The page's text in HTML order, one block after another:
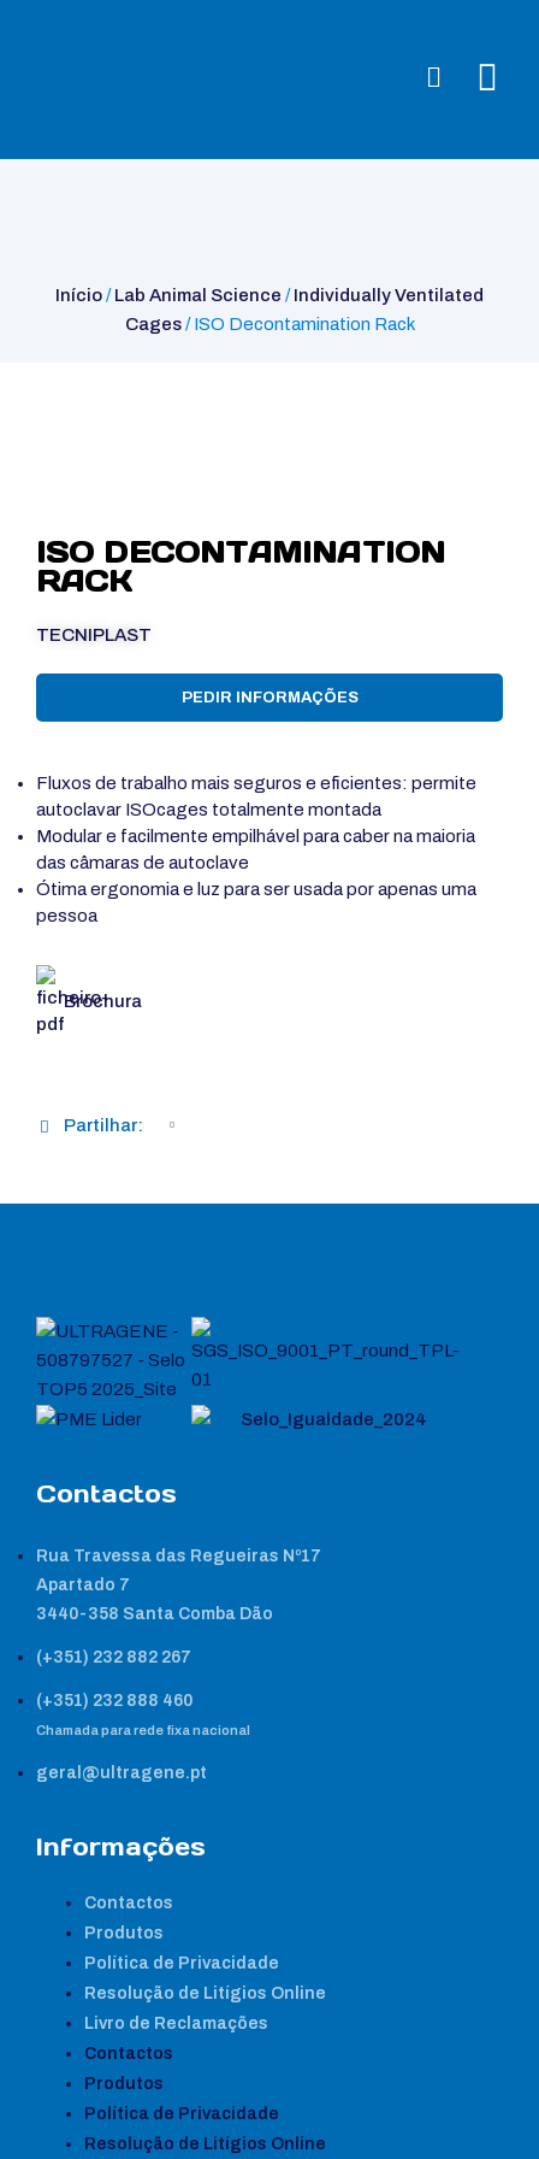
Início/Lab Animal Science /Individually Ventilated
Cages/ ISO Decontamination Rack
ISO DECONTAMINATION
RACK
TECNIPLAST
PEDIR INFORMAÇÕES
Fluxos de trabalho mais seguros e eficientes: permite
autoclavar ISOcages totalmente montada
Modular e facilmente empilhável para caber na maioria
das câmaras de autoclave
Ótima ergonomia e luz para ser usada por apenas uma
pessoa
Brochura
Partilhar:
Contactos
Rua Travessa das Regueiras Nº17
Apartado 7
3440-358 Santa Comba Dão
(+351) 232 882 267
(+351) 232 888 460
Chamada para rede fixa nacional
geral@ultragene.pt
Informações
Contactos
Produtos
Política de Privacidade
Resolução de Litígios Online
Livro de Reclamações
Contactos
Produtos
Política de Privacidade
Resolução de Litígios Online